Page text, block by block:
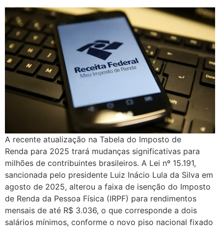
A recente atualização na Tabela do Imposto de
Renda para 2025 trará mudanças significativas para
milhões de contribuintes brasileiros. A Lei nº 15.191,
sancionada pelo presidente Luiz Inácio Lula da Silva em
agosto de 2025, alterou a faixa de isenção do Imposto
de Renda da Pessoa Física (IRPF) para rendimentos
mensais de até R$ 3.036, o que corresponde a dois
salários mínimos, conforme o novo piso nacional fixado